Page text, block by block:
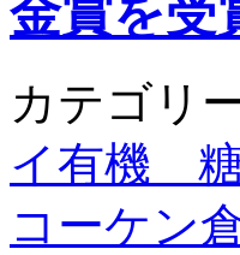
カテゴリ
イ有機 糖
コーケン